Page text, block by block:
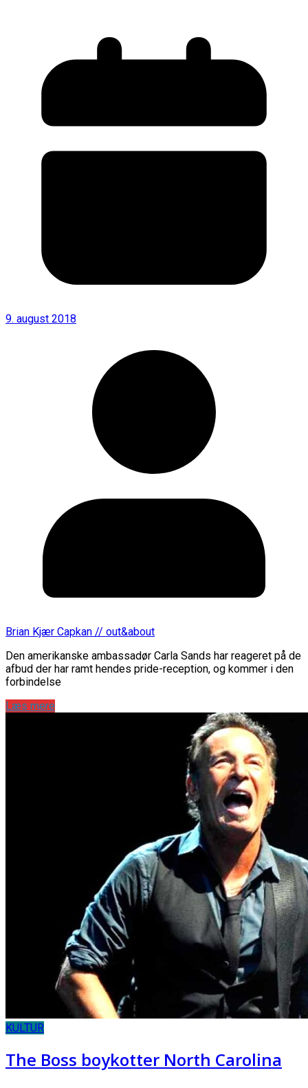
9. august 2018
Brian Kjær Capkan // out&about
Den amerikanske ambassadør Carla Sands har reageret på de
afbud der har ramt hendes pride-reception, og kommer i den
forbindelse
Læs mere
KULTUR
The Boss boykotter North Carolina